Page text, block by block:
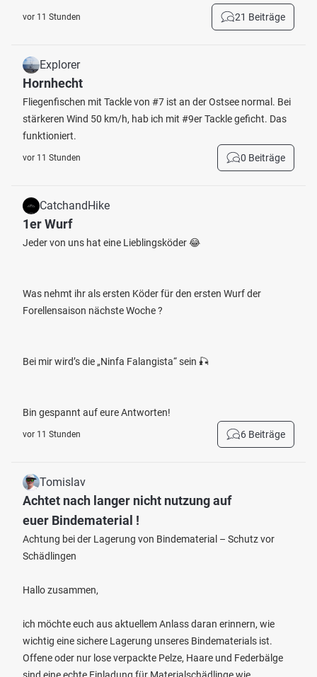
vor 11 Stunden 21 Beiträge
Explorer
Hornhecht
Fliegenfischen mit Tackle von #7 ist an der Ostsee normal. Bei
stärkeren Wind 50 km/h, hab ich mit #9er Tackle geficht. Das
funktioniert.
vor 11 Stunden 0 Beiträge
CatchandHike
1er Wurf
Jeder von uns hat eine Lieblingsköder 😂
Was nehmt ihr als ersten Köder für den ersten Wurf der
Forellensaison nächste Woche ?
Bei mir wird’s die „Ninfa Falangista“ sein 🎣
Bin gespannt auf eure Antworten!
vor 11 Stunden 6 Beiträge
Tomislav
Achtet nach langer nicht nutzung auf
euer Bindematerial !
Achtung bei der Lagerung von Bindematerial – Schutz vor
Schädlingen
Hallo zusammen,
ich möchte euch aus aktuellem Anlass daran erinnern, wie
wichtig eine sichere Lagerung unseres Bindematerials ist.
Offene oder nur lose verpackte Pelze, Haare und Federbälge